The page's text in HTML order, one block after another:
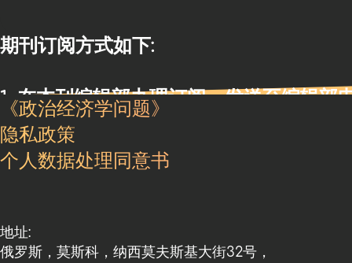
期刊订阅方式如下:
1. 在本刊编辑部办理订阅，发送至编辑
《政治经济学问题》
隐私政策
个人数据处理同意书
地址:
俄罗斯，莫斯科，纳西莫夫斯基大街32号，